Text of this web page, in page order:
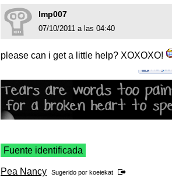
lmp007
07/10/2011 a las 04:40
please can i get a little help? XOXOXO!
Fuente identificada
Pea Nancy Sugerido por koeiekat